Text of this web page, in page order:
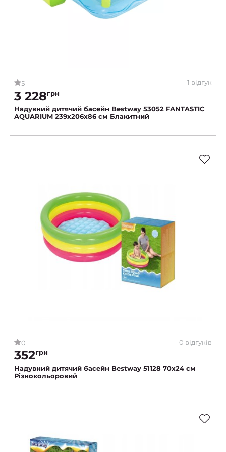
5 1 відгук
3 228грн
Надувний дитячий басейн Bestway 53052 FANTASTIC
AQUARIUM 239х206x86 см Блакитний
0 0 відгуків
352грн
Надувний дитячий басейн Bestway 51128 70х24 см
Різнокольоровий